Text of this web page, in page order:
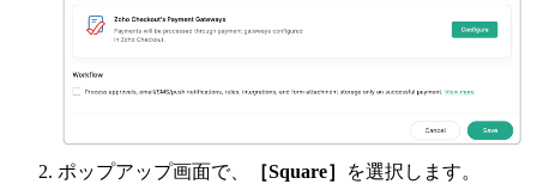
ポップアップ画面で、 ［Square］ を選択します。